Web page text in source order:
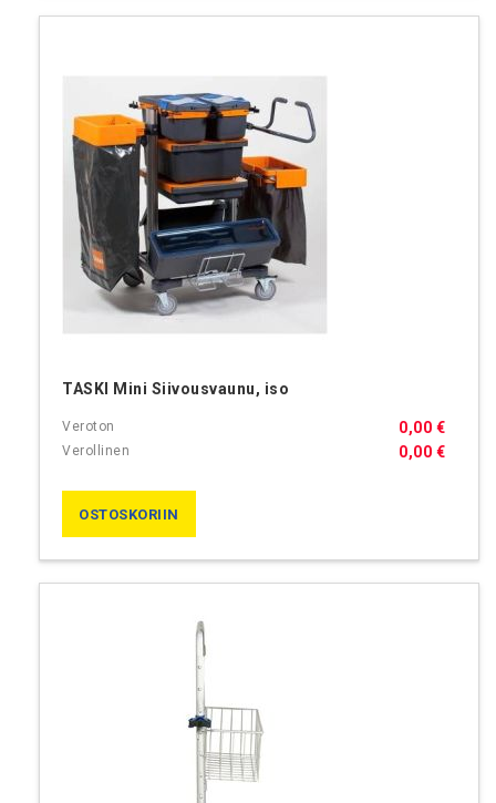
TASKI Mini Siivousvaunu, iso
0,00 €
0,00 €
OSTOSKORIIN